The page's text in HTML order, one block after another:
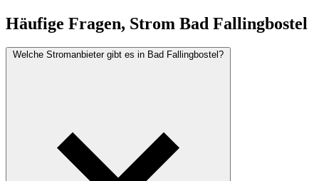
Häufige Fragen, Strom Bad Fallingbostel
Welche Stromanbieter gibt es in Bad Fallingbostel?